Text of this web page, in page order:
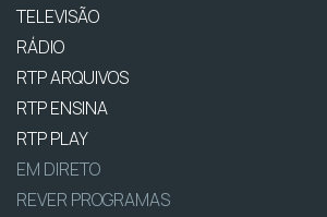
TELEVISÃO
RÁDIO
RTP ARQUIVOS
RTP ENSINA
RTP PLAY
EM DIRETO
REVER PROGRAMAS